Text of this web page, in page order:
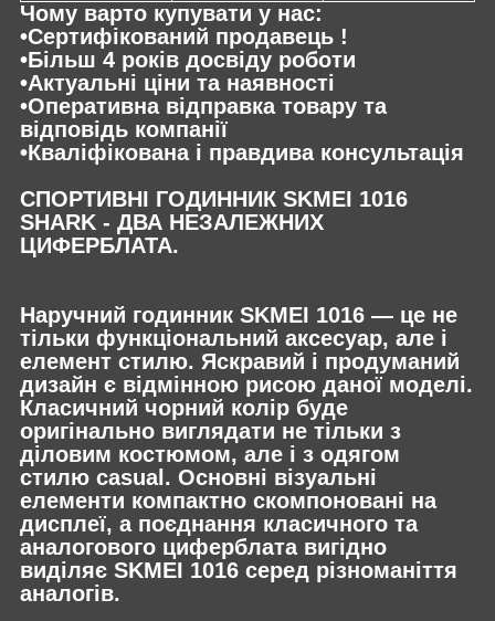
Чому варто купувати у нас:
•Сертифікований продавець !
•Більш 4 років досвіду роботи
•Актуальні ціни та наявності
•Оперативна відправка товару та
відповідь компанії
•Кваліфікована і правдива консультація
СПОРТИВНІ ГОДИННИК SKMEI 1016
SHARK - ДВА НЕЗАЛЕЖНИХ
ЦИФЕРБЛАТА.
Наручний годинник SKMEI 1016 — це не
тільки функціональний аксесуар, але і
елемент стилю. Яскравий і продуманий
дизайн є відмінною рисою даної моделі.
Класичний чорний колір буде
оригінально виглядати не тільки з
діловим костюмом, але і з одягом
стилю casual. Основні візуальні
елементи компактно скомпоновані на
дисплеї, а поєднання класичного та
аналогового циферблата вигідно
виділяє SKMEI 1016 серед різноманіття
аналогів.